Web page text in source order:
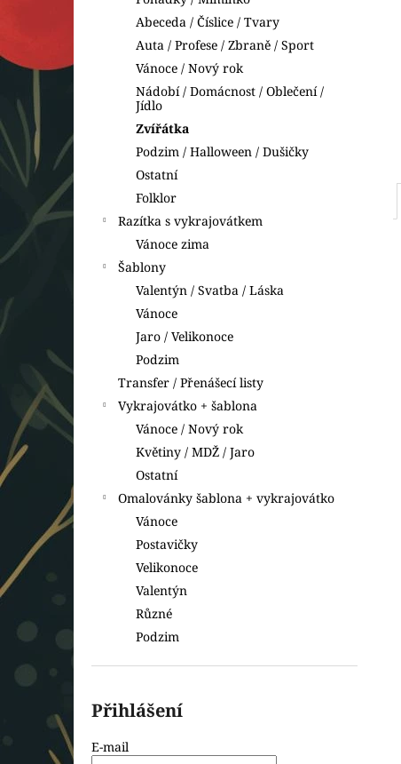
Abeceda / Číslice / Tvary
Auta / Profese / Zbraně / Sport
Vánoce / Nový rok
Nádobí / Domácnost / Oblečení /
Jídlo
Zvířátka
Podzim / Halloween / Dušičky
Ostatní
Folklor
Razítka s vykrajovátkem
Vánoce zima
Šablony
Valentýn / Svatba / Láska
Vánoce
Jaro / Velikonoce
Podzim
Transfer / Přenášecí listy
Vykrajovátko + šablona
Vánoce / Nový rok
Květiny / MDŽ / Jaro
Ostatní
Omalovánky šablona + vykrajovátko
Vánoce
Postavičky
Velikonoce
Valentýn
Různé
Podzim
Přihlášení
E-mail
VYKRAJOVÁTKA DINOSAUŘI
74 Kč